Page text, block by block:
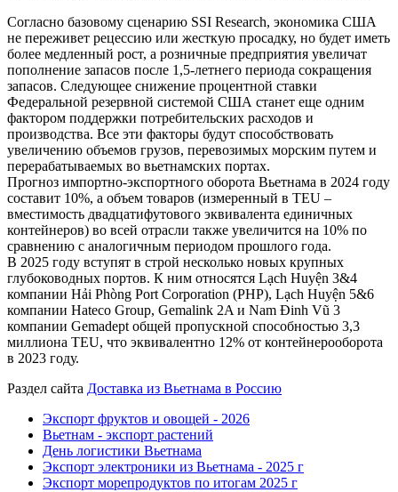
Согласно базовому сценарию SSI Research, экономика США
не переживет рецессию или жесткую просадку, но будет иметь
более медленный рост, а розничные предприятия увеличат
пополнение запасов после 1,5-летнего периода сокращения
запасов. Следующее снижение процентной ставки
Федеральной резервной системой США станет еще одним
фактором поддержки потребительских расходов и
производства. Все эти факторы будут способствовать
увеличению объемов грузов, перевозимых морским путем и
перерабатываемых во вьетнамских портах.
Прогноз импортно-экспортного оборота Вьетнама в 2024 году
составит 10%, а объем товаров (измеренный в TEU –
вместимость двадцатифутового эквивалента единичных
контейнеров) во всей отрасли также увеличится на 10% по
сравнению с аналогичным периодом прошлого года.
В 2025 году вступят в строй несколько новых крупных
глубоководных портов. К ним относятся Lạch Huyện 3&4
компании Hải Phòng Port Corporation (PHP), Lạch Huyện 5&6
компании Hateco Group, Gemalink 2A ​​и Nam Đinh Vũ 3
компании Gemadept общей пропускной способностью 3,3
миллиона TEU, что эквивалентно 12% от контейнерооборота
в 2023 году.
Раздел сайта Доставка из Вьетнама в Россию
Экспорт фруктов и овощей - 2026
Вьетнам - экспорт растений
День логистики Вьетнама
Экспорт электроники из Вьетнама - 2025 г
Экспорт морепродуктов по итогам 2025 г